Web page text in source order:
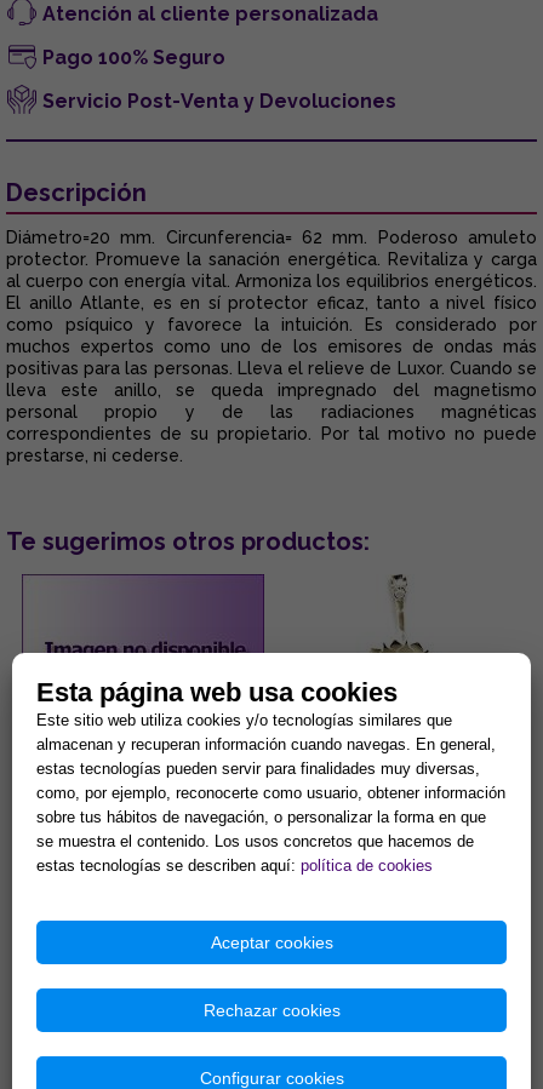
Atención al cliente personalizada
Pago 100% Seguro
Servicio Post-Venta y Devoluciones
Descripción
Diámetro=20 mm. Circunferencia= 62 mm. Poderoso amuleto
protector. Promueve la sanación energética. Revitaliza y carga
al cuerpo con energía vital. Armoniza los equilibrios energéticos.
El anillo Atlante, es en sí protector eficaz, tanto a nivel físico
como psíquico y favorece la intuición. Es considerado por
muchos expertos como uno de los emisores de ondas más
positivas para las personas. Lleva el relieve de Luxor. Cuando se
lleva este anillo, se queda impregnado del magnetismo
personal propio y de las radiaciones magnéticas
correspondientes de su propietario. Por tal motivo no puede
prestarse, ni cederse.
Te sugerimos otros productos:
PENDIENTES ACERO DORADO
OJOS TURCOS COLOR LILA
CON PESTAÑAS BRILLANTES
COLGANTE ACERO 3º CHAKRA
MANIPURA PLEXO SOLAR.
(PARA DONUT)
Manipura, chakra del ombligo,
chakra del plexo solar: Se
encuentra en la parte superior
Esta página web usa cookies
Este sitio web utiliza cookies y/o tecnologías similares que
almacenan y recuperan información cuando navegas. En general,
estas tecnologías pueden servir para finalidades muy diversas,
como, por ejemplo, reconocerte como usuario, obtener información
sobre tus hábitos de navegación, o personalizar la forma en que
se muestra el contenido. Los usos concretos que hacemos de
estas tecnologías se describen aquí: política de cookies
Aceptar cookies
Rechazar cookies
Configurar cookies